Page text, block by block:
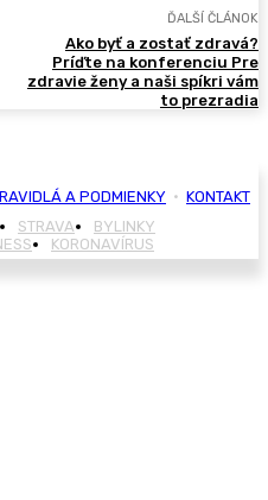
ĎALŠÍ ČLÁNOK
Ako byť a zostať zdravá?
Príďte na konferenciu Pre
zdravie ženy a naši spíkri vám
to prezradia
A PODMIENKY • KONTAKT
STRAVA
BYLINKY
KORONAVÍRUS